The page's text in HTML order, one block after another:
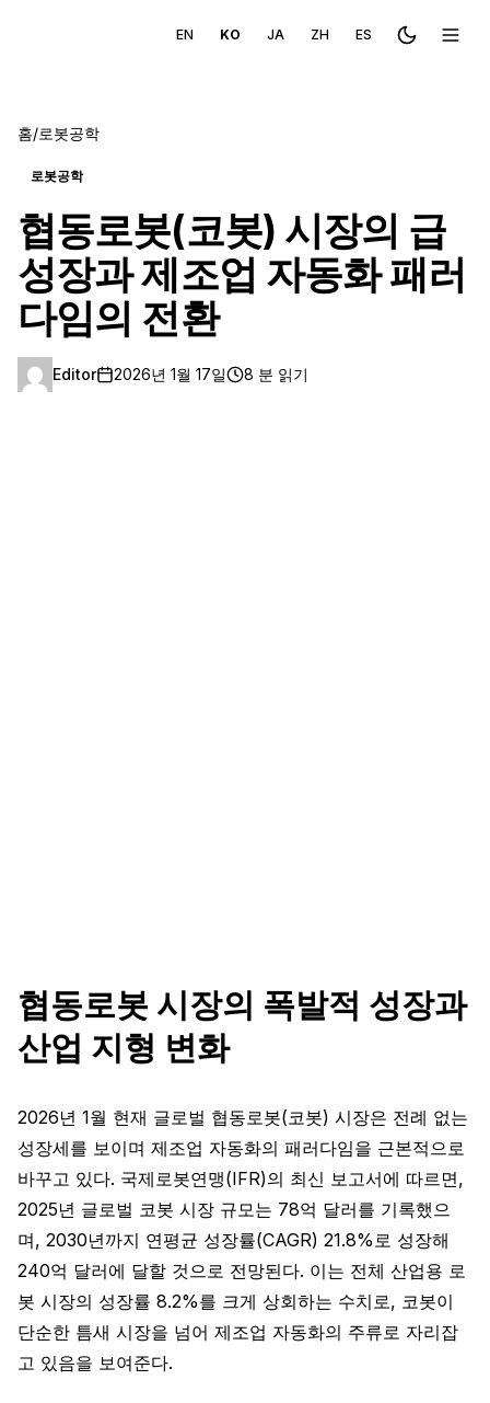
EN KO JA ZH ES Toggle메뉴
홈/로봇공학
로봇공학
협동로봇(코봇) 시장의 급
성장과 제조업 자동화 패러
다임의 전환
Editor 2026년 1월 17일 8 분 읽기
협동로봇 시장의 폭발적 성장과
산업 지형 변화
2026년 1월 현재 글로벌 협동로봇(코봇) 시장은 전례 없는
성장세를 보이며 제조업 자동화의 패러다임을 근본적으로
바꾸고 있다. 국제로봇연맹(IFR)의 최신 보고서에 따르면,
2025년 글로벌 코봇 시장 규모는 78억 달러를 기록했으
며, 2030년까지 연평균 성장률(CAGR) 21.8%로 성장해
240억 달러에 달할 것으로 전망된다. 이는 전체 산업용 로
봇 시장의 성장률 8.2%를 크게 상회하는 수치로, 코봇이
단순한 틈새 시장을 넘어 제조업 자동화의 주류로 자리잡
고 있음을 보여준다.